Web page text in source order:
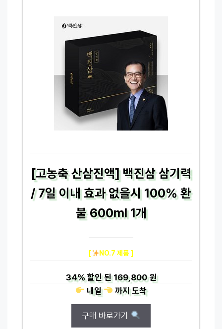
[고농축 산삼진액] 백진삼 삼기력
/ 7일 이내 효과 없을시 100% 환
불 600ml 1개
[ NO.7 제품 ]
34%할인 된169,800 원
내일
까지도착
구매 바로가기